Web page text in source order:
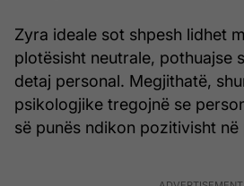
Zyra ideale sot shpesh lidhet
plotësisht neutrale, pothuajse
detaj personal. Megjithatë,
psikologjike tregojnë se
së punës ndikon pozitivisht